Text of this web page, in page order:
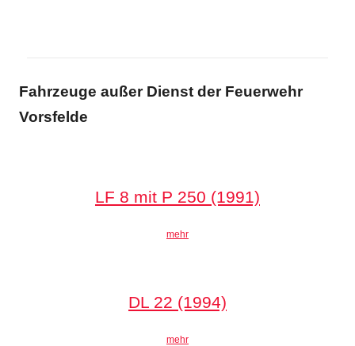
Fahrzeuge außer Dienst der Feuerwehr
Vorsfelde
LF 8 mit P 250 (1991)
mehr
DL 22 (1994)
mehr